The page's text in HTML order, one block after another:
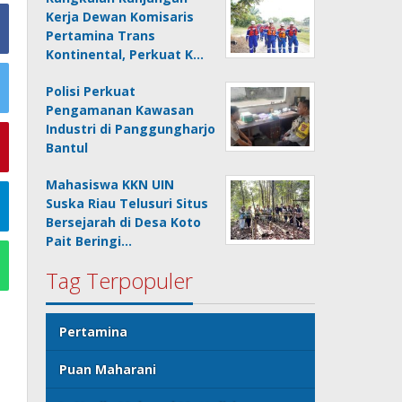
Kerja Dewan Komisaris
Pertamina Trans
Kontinental, Perkuat K…
Polisi Perkuat
Pengamanan Kawasan
Industri di Panggungharjo
Bantul
Mahasiswa KKN UIN
Suska Riau Telusuri Situs
Bersejarah di Desa Koto
Pait Beringi…
Tag Terpopuler
Pertamina
Puan Maharani